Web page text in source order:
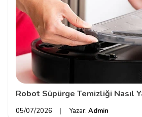
Robot Süpürge Temizliği Nasıl
05/07/2026 Yazar: Admin